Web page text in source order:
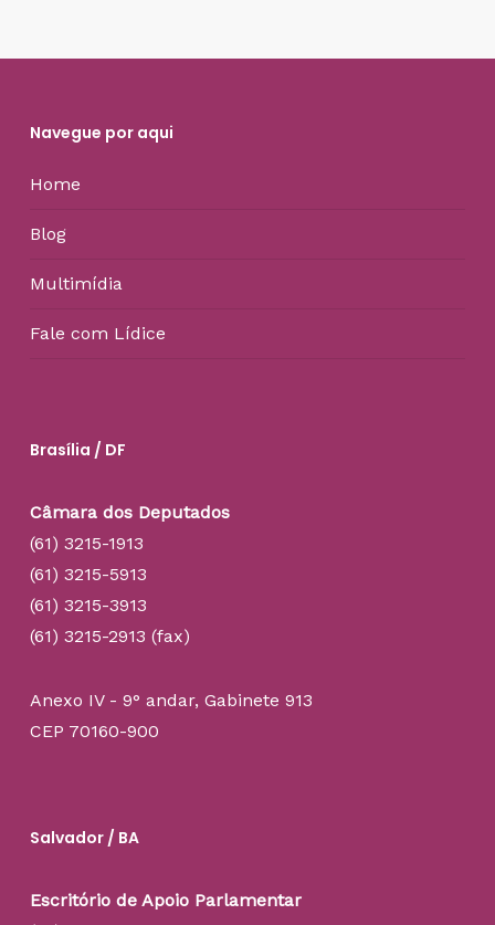
Navegue por aqui
Home
Blog
Multimídia
Fale com Lídice
Brasília / DF
Câmara dos Deputados
(61) 3215-1913
(61) 3215-5913
(61) 3215-3913
(61) 3215-2913 (fax)
Anexo IV - 9° andar, Gabinete 913
CEP 70160-900
Salvador / BA
Escritório de Apoio Parlamentar